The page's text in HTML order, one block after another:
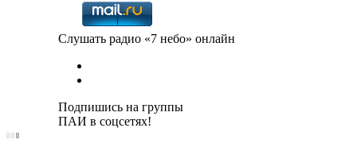
Слушать радио «7 небо» онлайн
Подпишись на группы
ПАИ в соцсетях!